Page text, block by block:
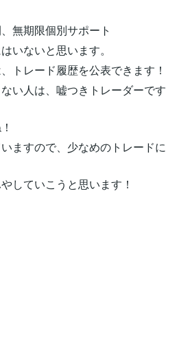
無期限個別サポート
いないと思います。
トレード履歴を公表できます！
い人は、嘘つきトレーダーです
ますので、少なめのトレードに
していこうと思います！